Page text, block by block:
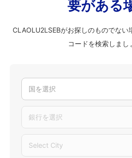
要がある
CLAOLU2LSEBがお探しのものでない
コードを検索しまし
国を選択
銀行を選択
Select City